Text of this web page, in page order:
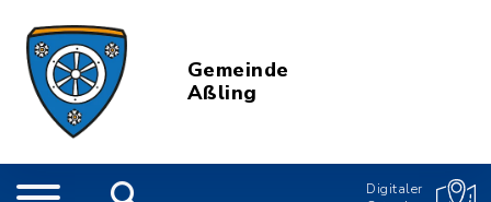
Gemeinde
Aßling
Digitaler